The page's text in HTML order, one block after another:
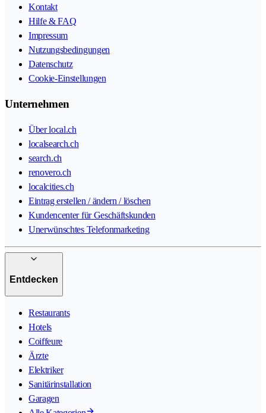
Kontakt
Hilfe & FAQ
Impressum
Nutzungsbedingungen
Datenschutz
Cookie-Einstellungen
Unternehmen
Über local.ch
localsearch.ch
search.ch
renovero.ch
localcities.ch
Eintrag erstellen / ändern / löschen
Kundencenter für Geschäftskunden
Unerwünschtes Telefonmarketing
Entdecken
Restaurants
Hotels
Coiffeure
Ärzte
Elektriker
Sanitärinstallation
Garagen